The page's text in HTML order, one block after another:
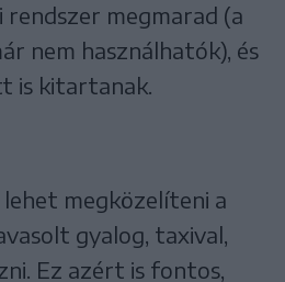
megmarad (a
nem használhatók), és
is kitartanak.
megközelíteni a
gyalog, taxival,
Ez azért is fontos,